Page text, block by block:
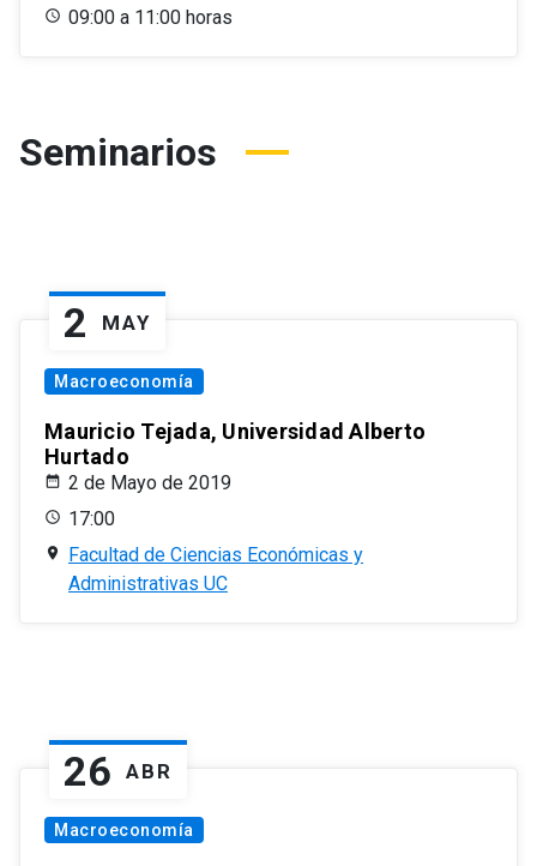
09:00 a 11:00 horas
Seminarios
2 MAY
Macroeconomía
Mauricio Tejada, Universidad Alberto
Hurtado
2 de Mayo de 2019
17:00
Facultad de Ciencias Económicas y
Administrativas UC
26 ABR
Macroeconomía